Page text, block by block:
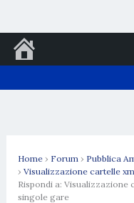
al
Home › Forum › Pubblica
› Visualizzazione cartelle
Rispondi a: Visualizzazione
singole gare